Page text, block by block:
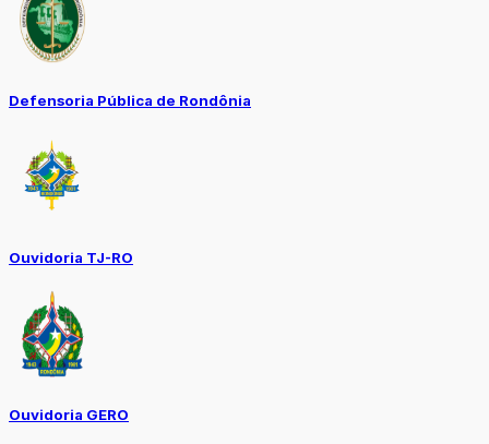
Defensoria Pública de Rondônia
Ouvidoria TJ-RO
Ouvidoria GERO